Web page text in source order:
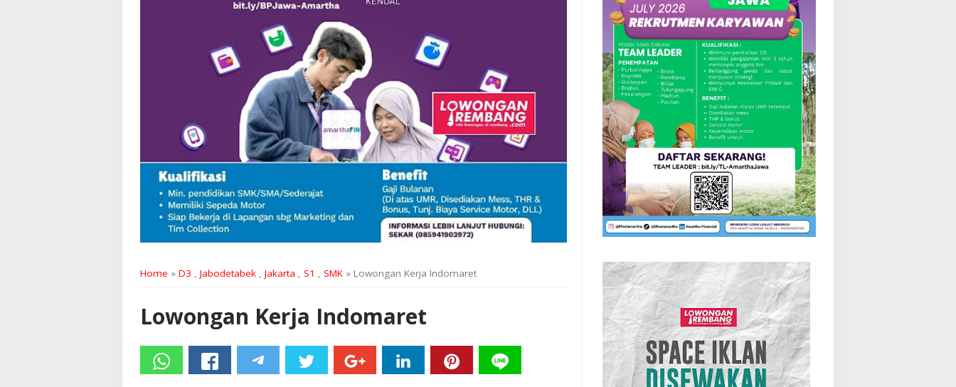
Home » D3 , Jabodetabek , Jakarta , S1 , SMK » Lowongan Kerja Indomaret
Lowongan Kerja Indomaret